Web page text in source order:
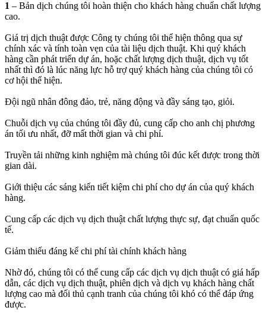
1 – Bản dịch chúng tôi hoàn thiện cho khách hàng chuẩn chất lượng
cao.
Giá trị dịch thuật được Công ty chúng tôi thể hiện thông qua sự
chính xác và tính toàn vẹn của tài liệu dịch thuật. Khi quý khách
hàng cần phát triển dự án, hoặc chất lượng dịch thuật, dịch vụ tốt
nhất thì đó là lúc năng lực hỗ trợ quý khách hàng của chúng tôi có
cơ hội thể hiện.
Đội ngũ nhân đông đảo, trẻ, năng động và đầy sáng tạo, giỏi.
Chuỗi dịch vụ của chúng tôi đầy đủ, cung cấp cho anh chị phương
án tối ưu nhất, đỡ mất thời gian và chi phí.
Truyền tải những kinh nghiệm mà chúng tôi đúc kết được trong thời
gian dài.
Giới thiệu các sáng kiến tiết kiệm chi phí cho dự án của quý khách
hàng.
Cung cấp các dịch vụ dịch thuật chất lượng thực sự, đạt chuẩn quốc
tế.
Giảm thiếu đáng kể chi phí tài chính khách hàng
Nhờ đó, chúng tôi có thể cung cấp các dịch vụ dịch thuật có giá hấp
dẫn, các dịch vụ dịch thuật, phiên dịch và dịch vụ khách hàng chất
lượng cao mà đối thủ cạnh tranh của chúng tôi khó có thể đáp ứng
được.